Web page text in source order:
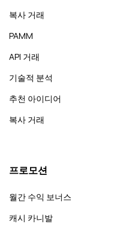
복사 거래
PAMM
API 거래
기술적 분석
추천 아이디어
복사 거래
프로모션
월간 수익 보너스
캐시 카니발